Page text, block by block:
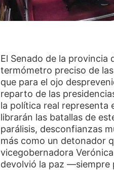
El Senado de la provincia
termómetro preciso de
que para el ojo
reparto de las
la política real representa
librarán las batallas de
parálisis, desconfianzas
más como un detonador
vicegobernadora
devolvió la paz —siempre